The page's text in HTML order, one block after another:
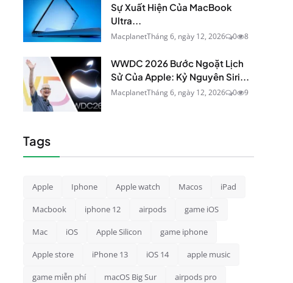
Sự Xuất Hiện Của MacBook
Ultra...
MacplanetTháng 6, ngày 12, 2026 0 8
WWDC 2026 Bước Ngoặt Lịch
Sử Của Apple: Kỷ Nguyên Siri...
MacplanetTháng 6, ngày 12, 2026 0 9
Tags
Apple Iphone Apple watch Macos iPad
Macbook iphone 12 airpods game iOS
Mac iOS Apple Silicon game iphone
Apple store iPhone 13 iOS 14 apple music
game miễn phí macOS Big Sur airpods pro